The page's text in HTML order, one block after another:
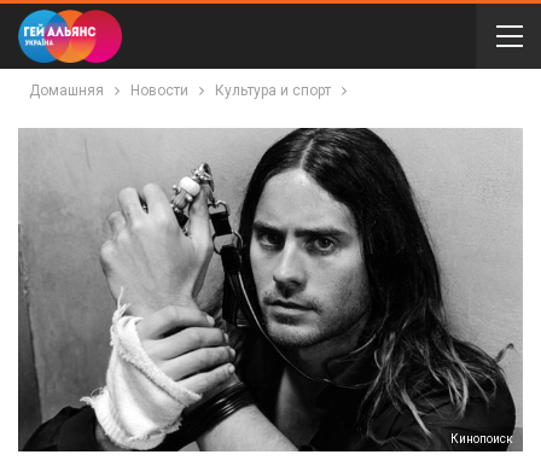
Домашняя Новости Культура и спорт
Кинопоиск